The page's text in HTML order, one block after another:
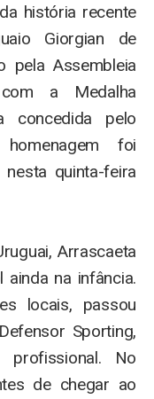
história recente
Giorgian de
pela Assembleia
a Medalha
concedida pelo
foi
quinta-feira
Arrascaeta
na infância.
locais, passou
Sporting,
profissional. No
de chegar ao